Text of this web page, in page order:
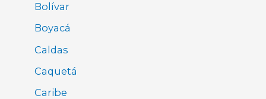
Bolívar
Boyacá
Caldas
Caquetá
Caribe